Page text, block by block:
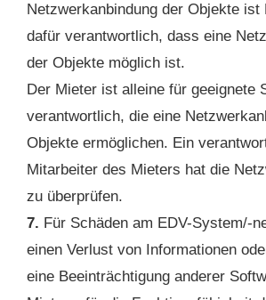
Netzwerkanbindung der Objekte ist
dafür verantwortlich, dass eine
der Objekte möglich ist.
Der Mieter ist alleine für geeignete
verantwortlich, die eine
Objekte ermöglichen. Ein
Mitarbeiter des Mieters hat die
zu überprüfen.
7. Für Schäden am EDV-System/-
einen Verlust von Informationen
eine Beeinträchtigung anderer